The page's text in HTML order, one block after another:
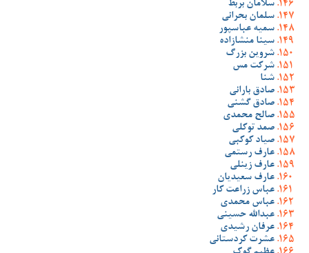
سلامان بربط
سلمان بحرانی
سمیه عباسپور
سینا منشازاده
شروین بزرگ
شرکت مس
شنا
صادق بارانی
صادق گشنی
صالح محمدی
صمد توکلی
صیاد کوکبی
عارف رستمی
عارف زینلی
عارف سعیدیان
عباس زراعت کار
عباس محمدی
عبدالله حسینی
عرفان رشیدی
عشرت کردستانی